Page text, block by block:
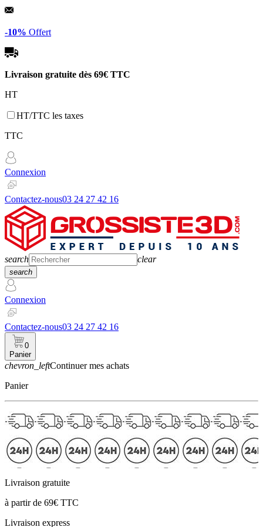
Panneau de gestion des cookies
-10% Offert
Livraison gratuite dès 69€ TTC
HT
HT/TTC les taxes
TTC
Connexion
Contactez-nous03 24 27 42 16
search clear
search
Connexion
Contactez-nous03 24 27 42 16
0
Panier
chevron_leftContinuer mes achats
Panier
Livraison gratuite
à partir de 69€ TTC
Livraison express